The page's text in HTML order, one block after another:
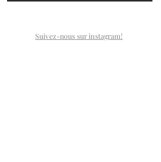
Suivez-nous sur instagram!